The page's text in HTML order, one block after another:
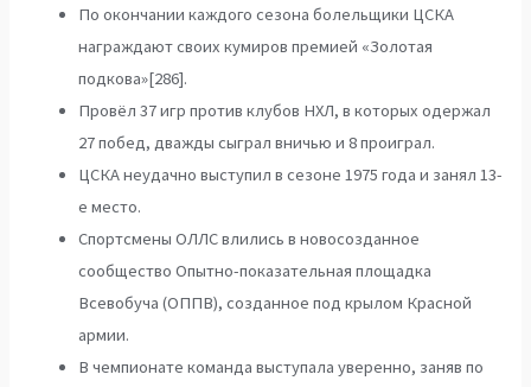
По окончании каждого сезона болельщики ЦСКА
награждают своих кумиров премией «Золотая
подкова»[286].
Провёл 37 игр против клубов НХЛ, в которых одержал
27 побед, дважды сыграл вничью и 8 проиграл.
ЦСКА неудачно выступил в сезоне 1975 года и занял 13-
е место.
Спортсмены ОЛЛС влились в новосозданное
сообщество Опытно-показательная площадка
Всевобуча (ОППВ), созданное под крылом Красной
армии.
В чемпионате команда выступала уверенно, заняв по